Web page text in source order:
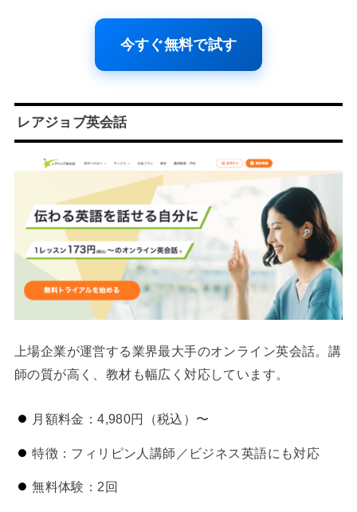
今すぐ無料で試す
レアジョブ英会話
上場企業が運営する業界最大手のオンライン英会話。講
師の質が高く、教材も幅広く対応しています。
月額料金：4,980円（税込）〜
特徴：フィリピン人講師／ビジネス英語にも対応
無料体験：2回